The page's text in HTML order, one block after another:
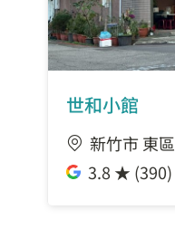
世和小館
新竹市 東區
3.8 ★ (390)